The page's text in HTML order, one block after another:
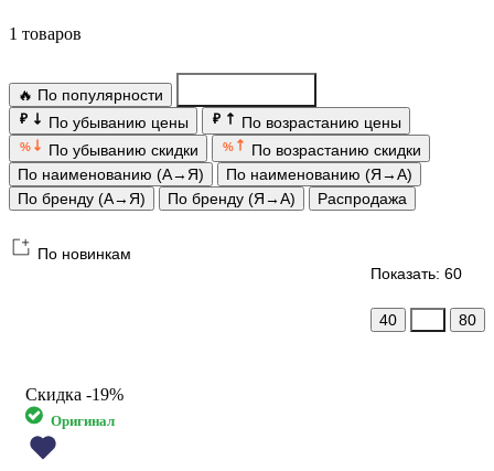
1 товаров
🔥 По популярности
₽ По убыванию цены ₽ По возрастанию цены
% По убыванию скидки %
По возрастанию скидки
По наименованию (А→Я)
По наименованию (Я→А)
По бренду (А→Я)
По бренду (Я→А) Распродажа
По новинкам
Показать: 60
40 80
Скидка -19%
Оригинал